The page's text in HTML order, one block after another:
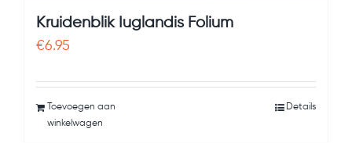
Kruidenblik Iuglandis Folium
€6.95
Toevoegen aan
winkelwagen
Details